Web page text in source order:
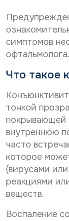
симптомов
Что такое
тонкой
покрывающей
внутреннюю
часто
которое
(вирусами
реакциями
веществ.
Воспаление
С
г
л
с
е
а
о
б
р
а
б
о
т
к
у
е
Даю
данных
С
г
а
и
е
н
р
а
с
с
ы
л
у
Даю
н
х
*
о
г
л
а
с
е
а
о
б
р
а
б
о
т
к
у
е
с
данных
E-mail*
Дата выдачи
Наименование